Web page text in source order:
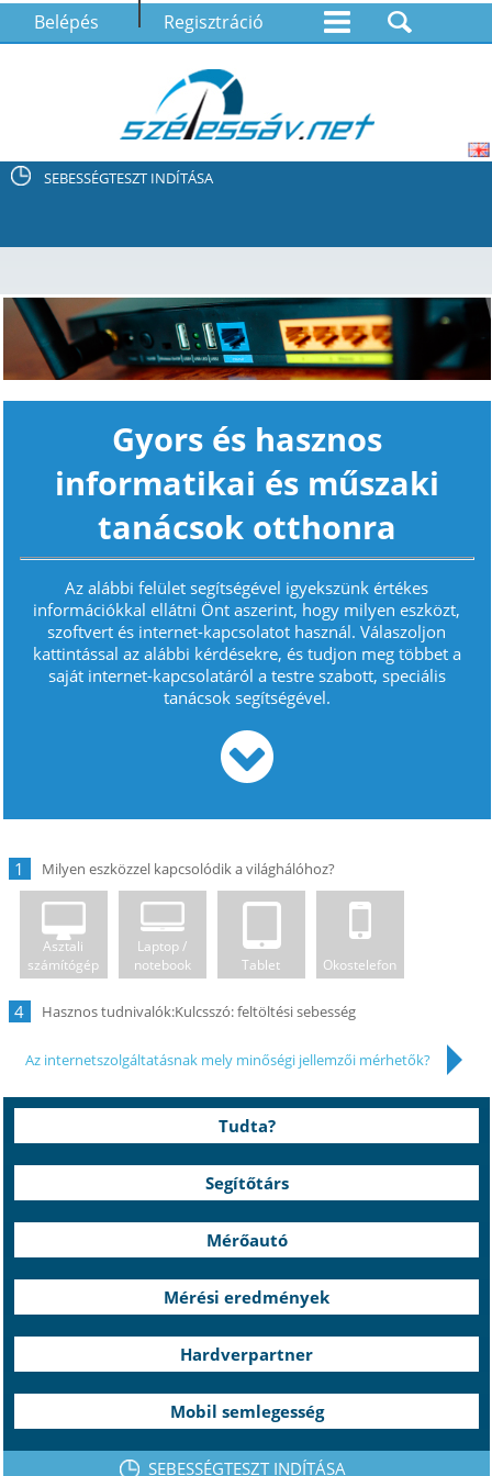
Belépés Regisztráció
SEBESSÉGTESZT INDÍTÁSA
Gyors és hasznos
informatikai és műszaki
tanácsok otthonra
Az alábbi felület segítségével igyekszünk értékes
információkkal ellátni Önt aszerint, hogy milyen eszközt,
szoftvert és internet-kapcsolatot használ. Válaszoljon
kattintással az alábbi kérdésekre, és tudjon meg többet a
saját internet-kapcsolatáról a testre szabott, speciális
tanácsok segítségével.
1
Asztali
számítógép
Laptop /
notebook
Tablet Okostelefon
4 Kulcsszó: feltöltési sebesség
Az internetszolgáltatásnak mely minőségi jellemzői mérhetők?
Tudta?
Segítőtárs
Mérőautó
Mérési eredmények
Hardverpartner
Mobil semlegesség
SEBESSÉGTESZT INDÍTÁSA